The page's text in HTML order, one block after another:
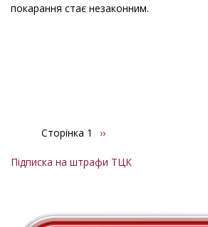
покарання стає незаконним.
Розбивка
сторінки
Сторінка 1
Наступна
››
Підписка на штрафи ТЦК